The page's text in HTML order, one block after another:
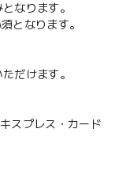
なります。
となります。
だけます。
スプレス・カード